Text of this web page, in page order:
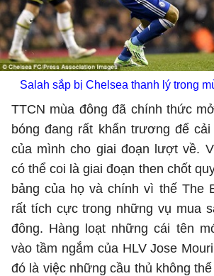
Salah sắp bị Chelsea thanh lý trong
TTCN mùa đông đã chính thức
bóng đang rất khẩn trương để
của mình cho giai đoạn lượt về.
có thể coi là giai đoạn then chốt
bảng của họ và chính vì thế The
rất tích cực trong những vụ mua
đông. Hàng loạt những cái tên
vào tầm ngắm của HLV Jose
đó là việc những cầu thủ không